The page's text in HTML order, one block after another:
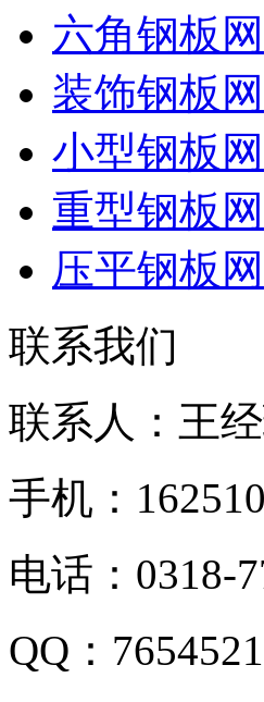
六角钢板网
装饰钢板网
小型钢板网
重型钢板网
压平钢板网
联系我们
联系人：王
手机：
电话：0318-
QQ：